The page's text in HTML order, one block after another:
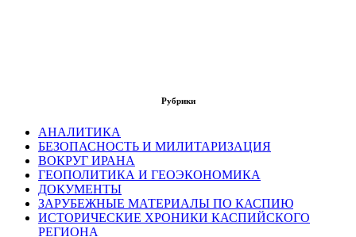
Рубрики
АНАЛИТИКА
БЕЗОПАСНОСТЬ И МИЛИТАРИЗАЦИЯ
ВОКРУГ ИРАНА
ГЕОПОЛИТИКА И ГЕОЭКОНОМИКА
ДОКУМЕНТЫ
ЗАРУБЕЖНЫЕ МАТЕРИАЛЫ ПО КАСПИЮ
ИСТОРИЧЕСКИЕ ХРОНИКИ КАСПИЙСКОГО
РЕГИОНА